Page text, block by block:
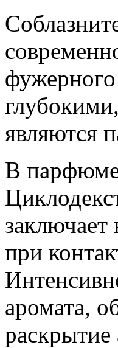
фужерного
являются
В парфюме
при
аромата,